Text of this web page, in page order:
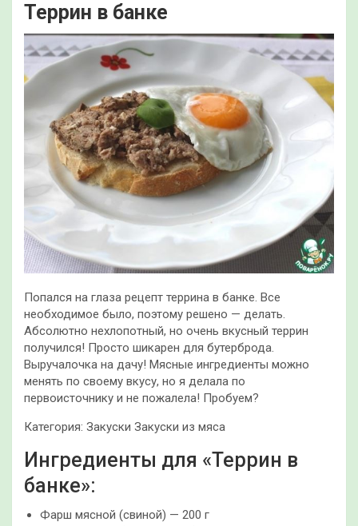
Террин в банке
Попался на глаза рецепт террина в банке. Все
необходимое было, поэтому решено — делать.
Абсолютно нехлопотный, но очень вкусный террин
получился! Просто шикарен для бутерброда.
Выручалочка на дачу! Мясные ингредиенты можно
менять по своему вкусу, но я делала по
первоисточнику и не пожалела! Пробуем?
Категория: Закуски Закуски из мяса
Ингредиенты для «Террин в
банке»:
Фарш мясной (свиной) — 200 г